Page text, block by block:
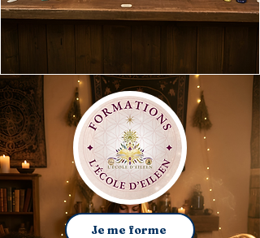
Je me forme